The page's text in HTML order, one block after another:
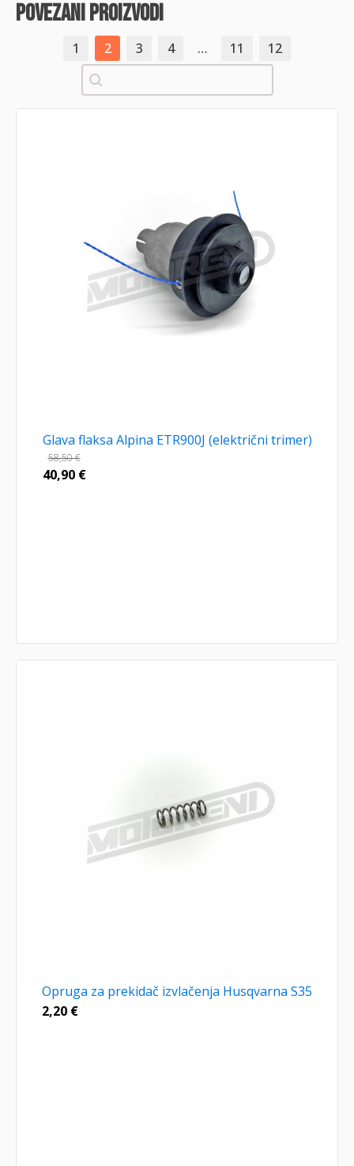
povezani proizvodi
1 2 3 4 … 11
12
Pretraži
Glava flaksa Alpina ETR900J (električni trimer)
58,50€
40,90 €
Opruga za prekidač izvlačenja Husqvarna S35
2,20 €